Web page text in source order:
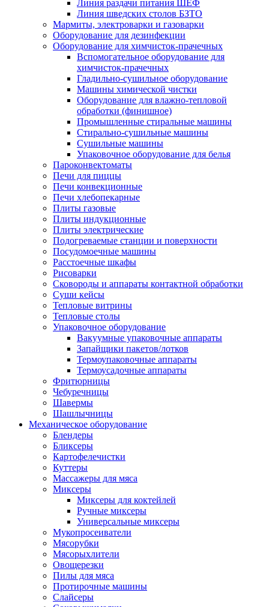
Линия раздачи питания ШЕФ
Линия шведских столов БЗТО
Мармиты, электроварки и газоварки
Оборудование для дезинфекции
Оборудование для химчисток-прачечных
Вспомогательное оборудование для
химчисток-прачечных
Гладильно-сушильное оборудование
Машины химической чистки
Оборудование для влажно-тепловой
обработки (финишное)
Промышленные стиральные машины
Стирально-сушильные машины
Сушильные машины
Упаковочное оборудование для белья
Пароконвектоматы
Печи для пиццы
Печи конвекционные
Печи хлебопекарные
Плиты газовые
Плиты индукционные
Плиты электрические
Подогреваемые станции и поверхности
Посудомоечные машины
Расстоечные шкафы
Рисоварки
Сковороды и аппараты контактной обработки
Суши кейсы
Тепловые витрины
Тепловые столы
Упаковочное оборудование
Вакуумные упаковочные аппараты
Запайщики пакетов/лотков
Термоупаковочные аппараты
Термоусадочные аппараты
Фритюрницы
Чебуречницы
Шавермы
Шашлычницы
Механическое оборудование
Блендеры
Бликсеры
Картофелечистки
Куттеры
Массажеры для мяса
Миксеры
Миксеры для коктейлей
Ручные миксеры
Универсальные миксеры
Мукопросеиватели
Мясорубки
Мясорыхлители
Овощерезки
Пилы для мяса
Протирочные машины
Слайсеры